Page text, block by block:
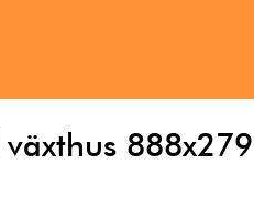
888x279